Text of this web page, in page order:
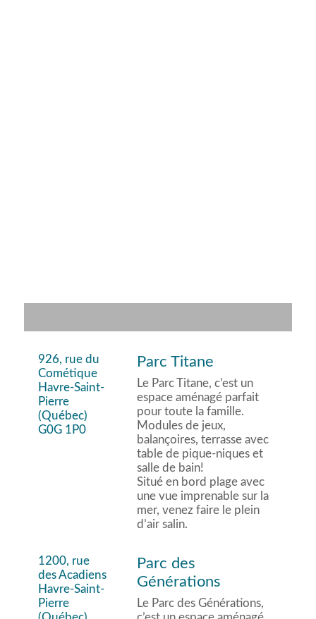
926, rue du
Cométique
Havre-Saint-
Pierre
(Québec)
G0G 1P0
Parc Titane
Le Parc Titane, c’est un
espace aménagé parfait
pour toute la famille.
Modules de jeux,
balançoires, terrasse avec
table de pique-niques et
salle de bain!
Situé en bord plage avec
une vue imprenable sur la
mer, venez faire le plein
d’air salin.
1200, rue
des Acadiens
Havre-Saint-
Pierre
Parc des
Générations
Le Parc des Générations,